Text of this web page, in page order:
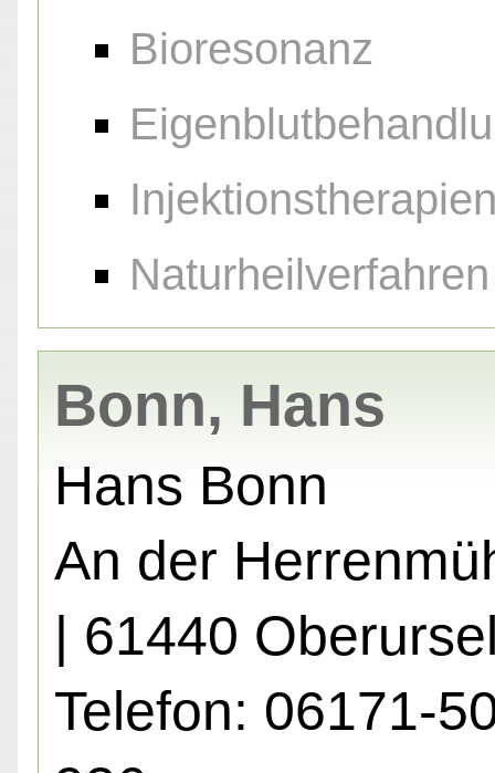
Bioresonanz
Naturheilverfahren
Bonn, Hans
Hans Bonn
An der
| 61440
Telefon: 06171-